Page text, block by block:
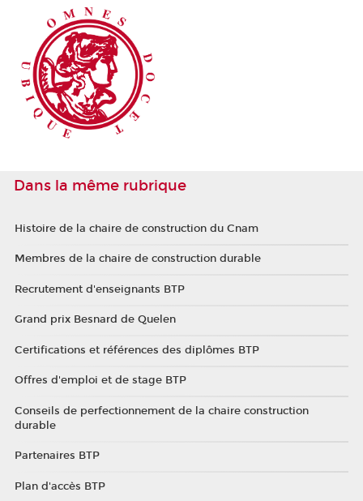
Dans la même rubrique
Histoire de la chaire de construction du Cnam
Membres de la chaire de construction durable
Recrutement d'enseignants BTP
Grand prix Besnard de Quelen
Certifications et références des diplômes BTP
Offres d'emploi et de stage BTP
Conseils de perfectionnement de la chaire construction
durable
Partenaires BTP
Plan d'accès BTP